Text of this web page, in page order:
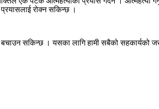
रोक्न सकिन्छ ।
सकिन्छ । यसका लागि हामी सबैको सहकार्यको